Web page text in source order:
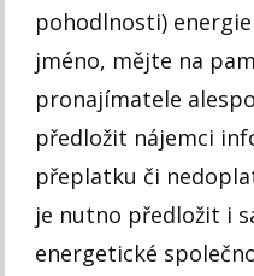
pohodlnosti)
jméno, mějte na
pronajímatele
předložit nájemci
přeplatku či
je nutno předložit i
energetické